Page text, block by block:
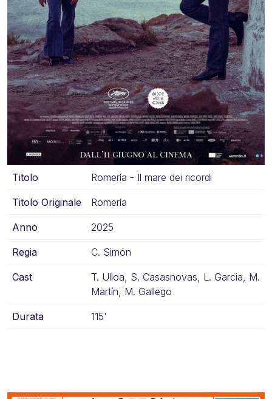
Titolo Romería - Il mare dei ricordi
Titolo Originale Romería
Anno 2025
Regia C. Simón
Cast
T. Ulloa, S. Casasnovas, L. Garcia, M.
Martín, M. Gallego
Durata 115'